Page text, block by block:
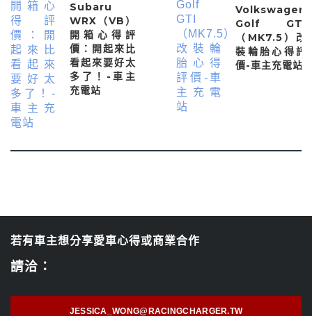
Subaru
WRX（VB）
開箱心得評
價：開起來比
看起來要好太
多了！-車主
充電站
Volkswagen
Golf GTI
（MK7.5）改
裝輪胎心得評
價-車主充電站
若有車主想分享愛車心得或商業合作
請洽：
JESSICA_WONG@RACINGCHARGER.TW